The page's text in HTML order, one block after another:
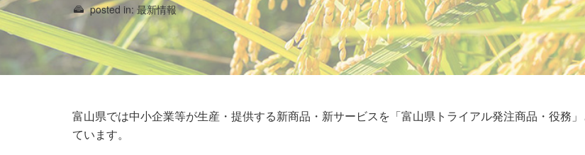
posted in: 最新情報
富山県では中小企業等が生産・提供する新商品・新サービスを「富山県トライアル発注商品・役務
ています。